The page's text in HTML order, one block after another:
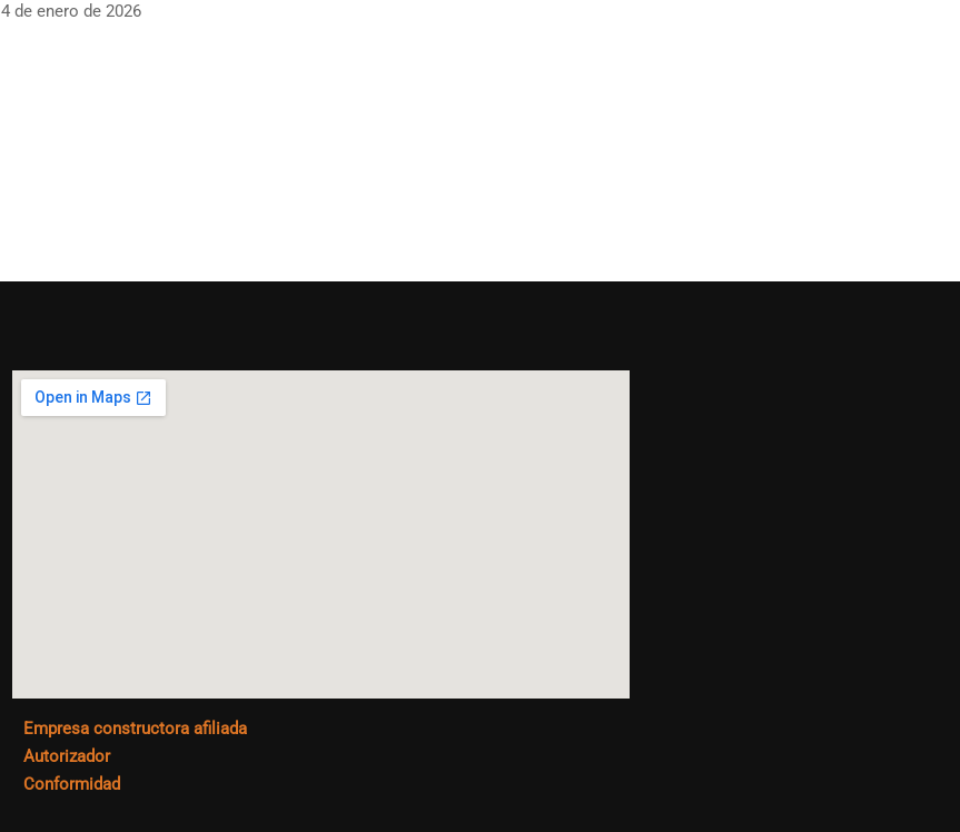
4 de enero de 2026
Empresa constructora afiliada
Autorizador
Conformidad